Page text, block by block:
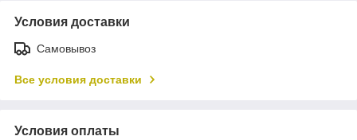
Условия доставки
Самовывоз
Все условия доставки
Условия оплаты